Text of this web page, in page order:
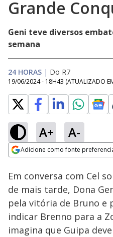
Grande
Geni teve diversos
semana
24 HORAS | Do R7
19/06/2024 - 18H43 (ATUALIZADO
A+ A-
Adicione como fonte
Ativar
Loaded
30.40%
Em conversa com Cel
de mais tarde, Dona
pela vitória de Bruno e
indicar Brenno para a
imagina que Guipa